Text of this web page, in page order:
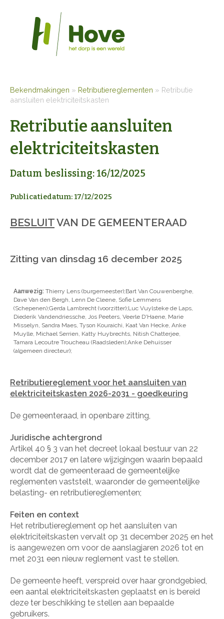
Bekendmakingen » Retributiereglementen » Retributie
aansluiten elektriciteitskasten
Retributie aansluiten
elektriciteitskasten
Datum beslissing: 16/12/2025
Publicatiedatum: 17/12/2025
BESLUITVAN DE GEMEENTERAAD
Zitting van dinsdag 16 december 2025
Aanwezig: Thierry Lens (burgemeester);Bart Van Couwenberghe,
Dave Van den Bergh, Lenn De Cleene, Sofie Lemmens
(Schepenen);Gerda Lambrecht (voorzitter);Luc Vuylsteke de Laps,
Diederik Vandendriessche, Jos Peeters, Veerle D'Haene, Marie
Misselyn, Sandra Maes, Tyson Kouraichi, Kaat Van Hecke, Anke
Muylle, Michael Serrien, Katty Huybrechts, Nitish Chatterjee,
Tamara Lecoutre Troucheau (Raadsleden);Anke Dehuisser
(algemeen directeur);
Retributiereglement voor het aansluiten van
elektriciteitskasten 2026-2031 - goedkeuring
De gemeenteraad, in openbare zitting,
Juridische achtergrond
Artikel 40 § 3 van het decreet lokaal bestuur van 22
december 2017 en latere wijzigingen waarin bepaald
wordt dat de gemeenteraad de gemeentelijke
reglementen vaststelt, waaronder de gemeentelijke
belasting- en retributiereglementen;
Feiten en context
Het retributiereglement op het aansluiten van
elektriciteitskasten vervalt op 31 december 2025 en het
is aangewezen om voor de aanslagjaren 2026 tot en
met 2031 een nieuw reglement vast te stellen.
De gemeente heeft, verspreid over haar grondgebied,
een aantal elektriciteitskasten geplaatst en is bereid
deze ter beschikking te stellen aan bepaalde
gebruikers.